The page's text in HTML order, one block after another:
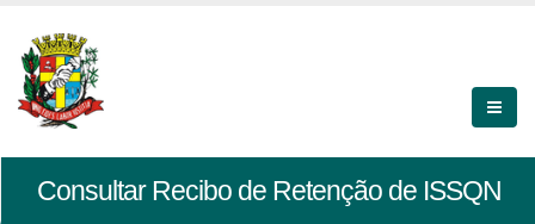
Consultar Recibo de Retenção de ISSQN